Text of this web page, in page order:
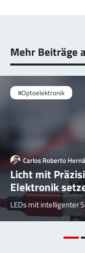
Mehr Beiträge
#Optoelektronik
Carlos Roberto
Licht mit
Elektronik
LEDs mit intelligenter